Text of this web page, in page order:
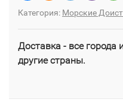
Категория: Морские
Доставка - все города
другие страны.